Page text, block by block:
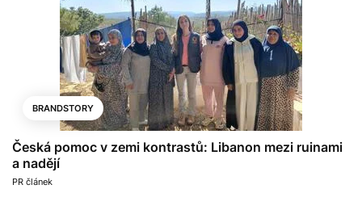
BRANDSTORY
Česká pomoc v zemi kontrastů: Libanon mezi ruinami
a nadějí
PR článek